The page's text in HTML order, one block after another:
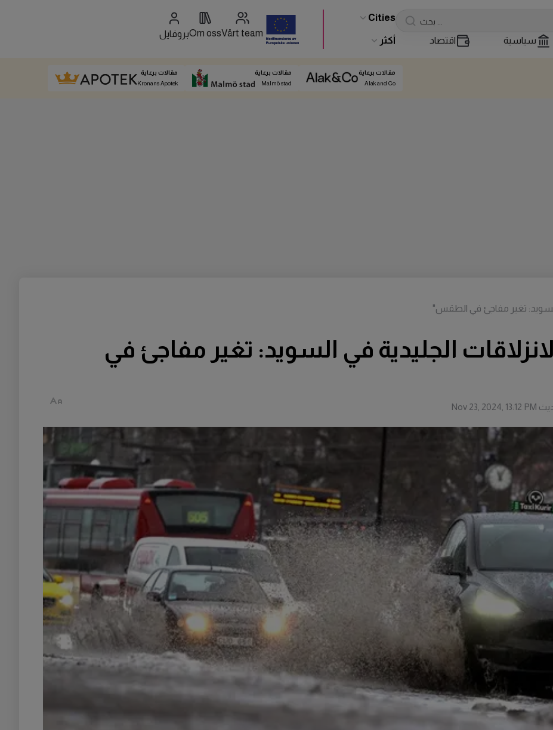
Cities
سياسية اقتصاد أكثر
Vårt team
Om ossبروفايل
مقالات برعاية
Alak and Co
مقالات برعاية
Malmö stad
مقالات برعاية
Kronans Apotek
Nov 23, 2024, 13:12 PM
الجليدية في السويد: تغير مفاجئ في
السويد: تغير مفاجئ في الطقس"